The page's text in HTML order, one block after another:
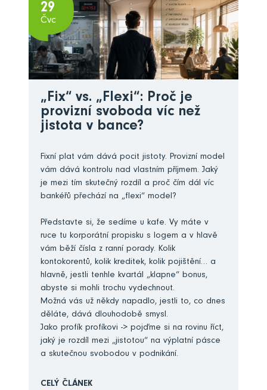
29
Čvc
„Fix“ vs. „Flexi“: Proč je
provizní svoboda víc než
jistota v bance?
Fixní plat vám dává pocit jistoty. Provizní model
vám dává kontrolu nad vlastním příjmem. Jaký
je mezi tím skutečný rozdíl a proč čím dál víc
bankéřů přechází na „flexi“ model?
Představte si, že sedíme u kafe. Vy máte v
ruce tu korporátní propisku s logem a v hlavě
vám běží čísla z ranní porady. Kolik
kontokorentů, kolik kreditek, kolik pojištění… a
hlavně, jestli tenhle kvartál „klapne“ bonus,
abyste si mohli trochu vydechnout.
Možná vás už někdy napadlo, jestli to, co dnes
děláte, dává dlouhodobě smysl.
Jako profík profíkovi -> pojďme si na rovinu říct,
jaký je rozdíl mezi „jistotou“ na výplatní pásce
a skutečnou svobodou v podnikání.
CELÝ ČLÁNEK